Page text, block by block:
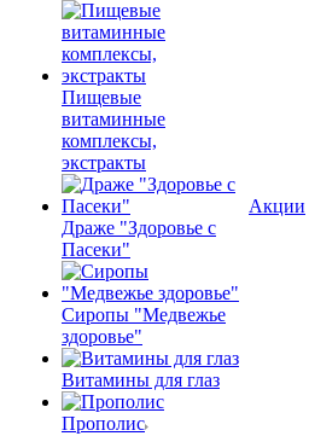
Пищевые
витаминные
комплексы,
экстракты
Драже "Здоровье с
Пасеки"
Сиропы "Медвежье
здоровье"
Витамины для глаз
Прополис
Акции